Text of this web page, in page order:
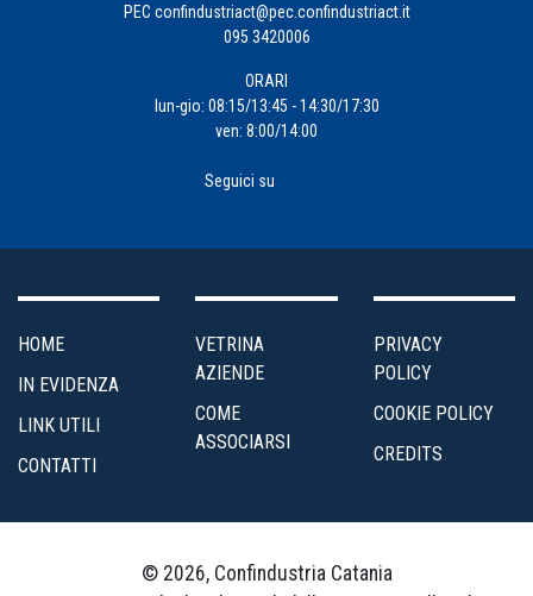
PEC confindustriact@pec.confindustriact.it
095 3420006
ORARI
lun-gio: 08:15/13:45 - 14:30/17:30
ven: 8:00/14:00
Seguici su
HOME
IN EVIDENZA
LINK UTILI
CONTATTI
VETRINA
AZIENDE
COME
ASSOCIARSI
PRIVACY
POLICY
COOKIE POLICY
CREDITS
© 2026, Confindustria Catania